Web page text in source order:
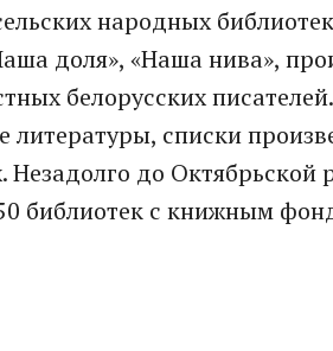
народных
доля», «Наша нива»,
белорусских
литературы, списки
до Октябрьской
библиотек с книжным